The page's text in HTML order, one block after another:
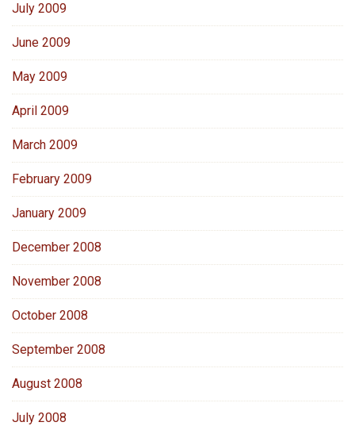
July 2009
June 2009
May 2009
April 2009
March 2009
February 2009
January 2009
December 2008
November 2008
October 2008
September 2008
August 2008
July 2008